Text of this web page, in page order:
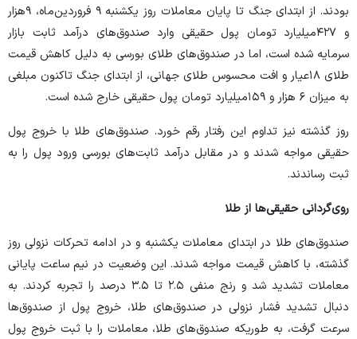
بودند. از ابتدای جنگ تا پایان معاملات روز یکشنبه ۹ فروردین‌ماه، ۹هزار
و ۴۲۷میلیارد تومان پول حقیقی وارد صندوق‌های درآمد ثابت بازار
سرمایه شده است، اما در صندوق‌های طلای بورسی به دلیل کاهش قیمت
طلای ۱۸عیار و افت محسوس طلای جهانی، از ابتدای جنگ تاکنون مبلغی
به میزان ۶ هزار و ۱۵۹میلیارد تومان پول حقیقی خارج شده است.
روز گذشته نیز تداوم این رفتار رقم خورد. صندوق‌های طلا با خروج پول
حقیقی مواجه شدند و در مقابل درآمد ثابت‌های بورسی ورود پول را به
ثبت رساندند.
روی‌گردانی حقیقی‌ها از طلا
صندوق‌های طلا در ابتدای معاملات یکشنبه و در ادامه تحرکات نزولی روز
گذشته، با کاهش قیمت مواجه شدند. این وضعیت در نیم ساعت پایانی
معاملات تشدید شد و رنج منفی ۲.۵ تا ۳.۵ درصد را تجربه کردند. به
دنبال تشدید فشار نزولی در صندوق‌های طلا، خروج پول از صندوق‌ها
سرعت گرفت، به طوریکه صندوق‌های طلا، معاملات را با ثبت خروج پول